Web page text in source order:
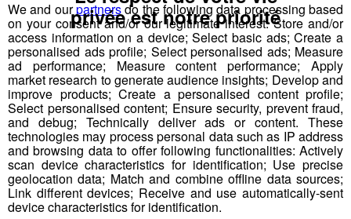
Manon et Julien, du groupe 21 Juin le Duo, étaient nos
invités pour présenter leur nouveau titre "Dans le
décor".
La Famille Radio Mont Blanc
Des Locaux Dans Nos Locaux
Talent Radio Mont Blanc
We and ourpartnersdo the following data processing based
on your consent and/or our legitimate interest: Store and/or
access information on a device; Select basic ads; Create a
personalised ads profile; Select personalised ads; Measure
ad performance; Measure content performance; Apply
market research to generate audience insights; Develop and
improve products; Create a personalised content profile;
Select personalised content; Ensure security, prevent fraud,
and debug; Technically deliver ads or content. These
technologies may process personal data such as IP address
and browsing data to offer following functionalities: Actively
scan device characteristics for identification; Use precise
geolocation data; Match and combine offline data sources;
Link different devices; Receive and use automatically-sent
device characteristics for identification.
privée est notre priorité